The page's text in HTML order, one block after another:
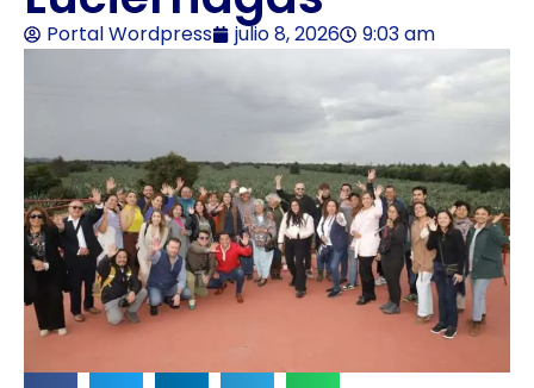
Portal Wordpress julio 8, 2026 9:03 am